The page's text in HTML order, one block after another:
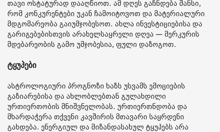
თავი ოსტატურად დააღწიოთ. ამ დღეს გაჩნდება შანსი,
რომ კონკურენტები უკან ჩამოიტოვოთ და მატერიალური
მდგომარეობა გაიუმჯობესოთ. ახლა ინვესტიციებისა და
გარიგებებისთვის არახელსაყრელი დღეა — მერკურის
მდებარეობის გამო უმჯობესია, ფული დაზოგოთ.
ტყუპები
ასტროლოგიური პროგნოზი ხაზს უსვამს ემოციების
გაზიარებისა და ახლობლებთან გულახდილი
ურთიერთობის მნიშვნელობას. ურთიერთნდობა და
მხარდაჭერა თქვენი კავშირის მთავარი საყრდენი
გახდება. ენერგიულ და მიზანდასახულ ტყუპებს არა